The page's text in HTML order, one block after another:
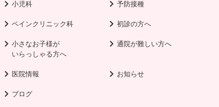
小児科 予防接種
ペインクリニック科 初診の方へ
小さなお子様が
いらっしゃる方へ
通院が難しい方へ
医院情報 お知らせ
ブログ